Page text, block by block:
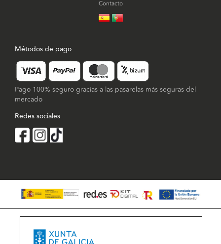
Contacto
Métodos de pago
Pago 100% seguro gracias a las pasarelas más seguras del
mercado
Redes sociales